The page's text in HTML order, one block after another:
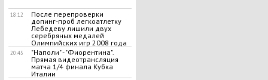
18:12
​После перепроверки
допинг-проб легкоатлетку
Лебедеву лишили двух
серебряных медалей
Олимпийских игр 2008 года
20:45
"Наполи" - "Фиорентина".
Прямая видеотрансляция
матча 1/4 финала Кубка
Италии